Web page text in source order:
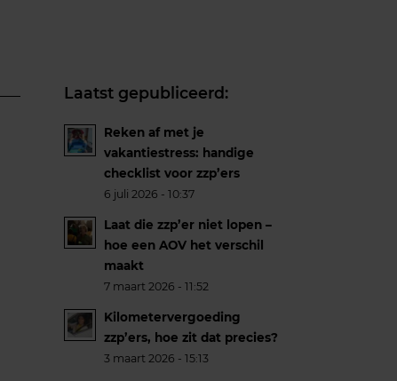
Laatst gepubliceerd:
Reken af met je
vakantiestress: handige
checklist voor zzp’ers
6 juli 2026 - 10:37
Laat die zzp’er niet lopen –
hoe een AOV het verschil
maakt
7 maart 2026 - 11:52
Kilometervergoeding
zzp’ers, hoe zit dat precies?
3 maart 2026 - 15:13